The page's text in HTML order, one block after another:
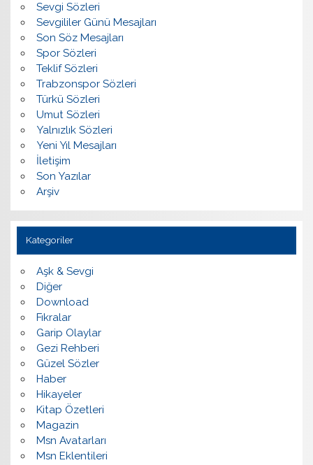
Sevgi Sözleri
Sevgililer Günü Mesajları
Son Söz Mesajları
Spor Sözleri
Teklif Sözleri
Trabzonspor Sözleri
Türkü Sözleri
Umut Sözleri
Yalnızlık Sözleri
Yeni Yıl Mesajları
İletişim
Son Yazılar
Arşiv
Kategoriler
Aşk & Sevgi
Diğer
Download
Fıkralar
Garip Olaylar
Gezi Rehberi
Güzel Sözler
Haber
Hikayeler
Kitap Özetleri
Magazin
Msn Avatarları
Msn Eklentileri